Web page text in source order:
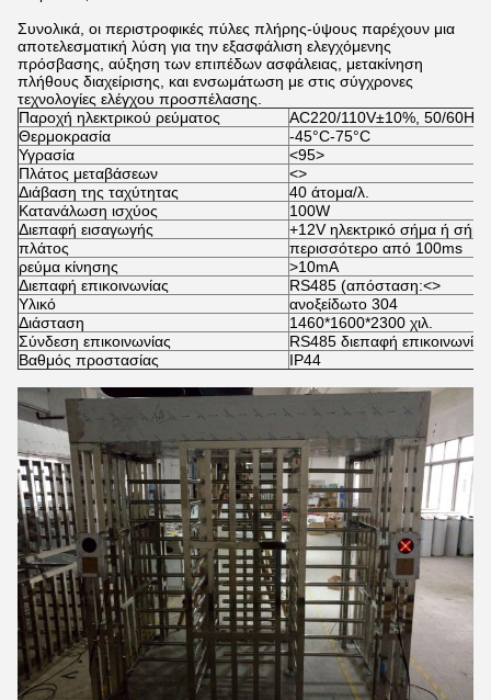
Συνολικά, οι περιστροφικές πύλες πλήρης-ύψους παρέχουν μια
αποτελεσματική λύση για την εξασφάλιση ελεγχόμενης
πρόσβασης, αύξηση των επιπέδων ασφάλειας, μετακίνηση
πλήθους διαχείρισης, και ενσωμάτωση με στις σύγχρονες
τεχνολογίες ελέγχου προσπέλασης.
Παροχή ηλεκτρικού ρεύματος
AC220/110V±10%, 50/60HZ
Θερμοκρασία
-45°C-75°C
Υγρασία
<95>
Πλάτος μεταβάσεων
<>
Διάβαση της ταχύτητας
40 άτομα/λ.
Κατανάλωση ισχύος
100W
Διεπαφή εισαγωγής
+12V ηλεκτρικό σήμα ή
πλάτος
περισσότερο από 100ms
ρεύμα κίνησης
>10mA
Διεπαφή επικοινωνίας
RS485 (απόσταση:<>
Υλικό
ανοξείδωτο 304
Διάσταση
1460*1600*2300 χιλ.
Σύνδεση επικοινωνίας
RS485 διεπαφή
Βαθμός προστασίας
IP44